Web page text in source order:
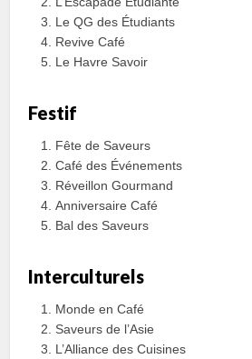
Le QG des Étudiants
Revive Café
Le Havre Savoir
Festif
Fête de Saveurs
Café des Événements
Réveillon Gourmand
Anniversaire Café
Bal des Saveurs
Interculturels
Monde en Café
Saveurs de l’Asie
L’Alliance des Cuisines